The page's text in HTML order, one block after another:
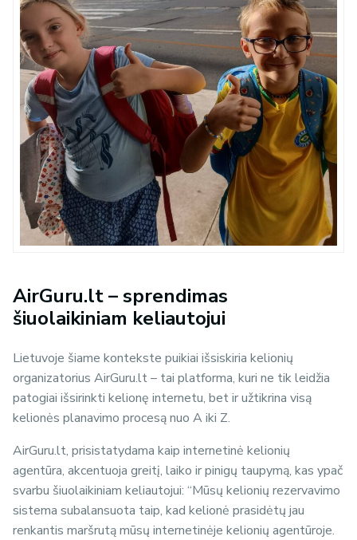
AirGuru.lt – sprendimas
šiuolaikiniam keliautojui
Lietuvoje šiame kontekste puikiai išsiskiria kelionių
organizatorius AirGuru.lt – tai platforma, kuri ne tik leidžia
patogiai išsirinkti kelionę internetu, bet ir užtikrina visą
kelionės planavimo procesą nuo A iki Z.
AirGuru.lt, prisistatydama kaip internetinė kelionių
agentūra, akcentuoja greitį, laiko ir pinigų taupymą, kas ypač
svarbu šiuolaikiniam keliautojui: “Mūsų kelionių rezervavimo
sistema subalansuota taip, kad kelionė prasidėtų jau
renkantis maršrutą mūsų internetinėje kelionių agentūroje.